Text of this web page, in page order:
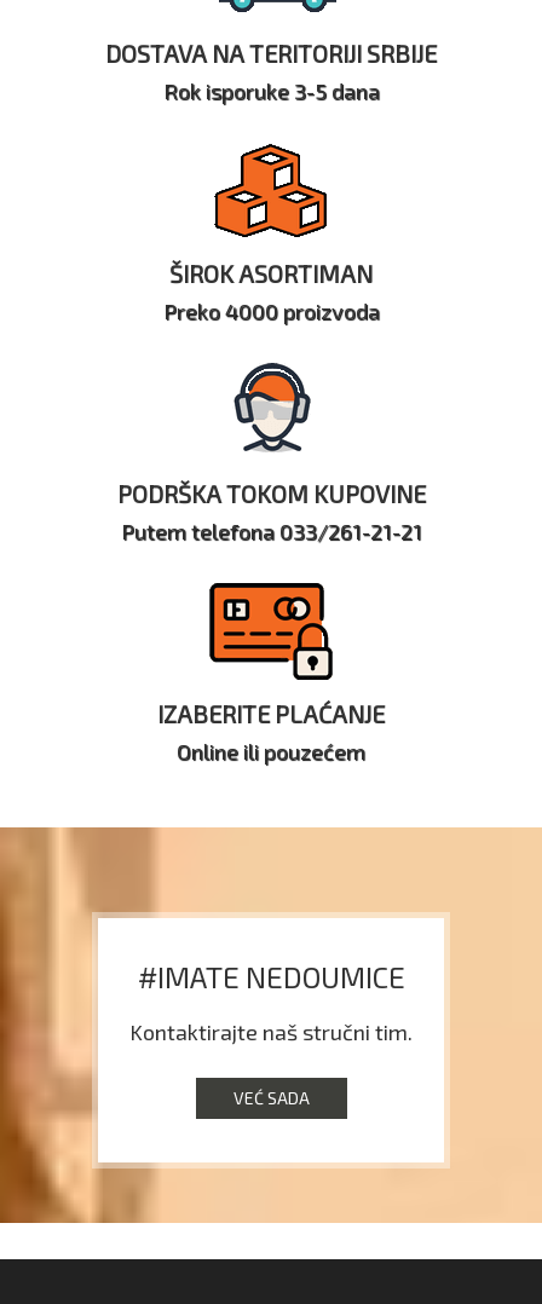
DOSTAVA NA TERITORIJI SRBIJE
Rok isporuke 3-5 dana
ŠIROK ASORTIMAN
Preko 4000 proizvoda
PODRŠKA TOKOM KUPOVINE
Putem telefona 033/261-21-21
IZABERITE PLAĆANJE
Online ili pouzećem
#IMATE NEDOUMICE
Kontaktirajte naš stručni tim.
VEĆ SADA